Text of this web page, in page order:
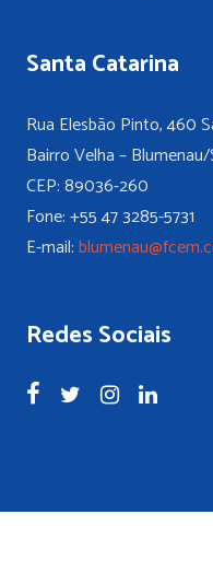
Santa Catarina
Rua Elesbão Pinto, 460
Bairro Velha – Blumenau/
CEP: 89036-260
Fone: +55 47 3285-5731
E-mail:
Redes Sociais